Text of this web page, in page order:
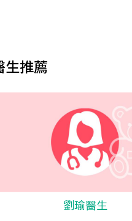
生推薦
劉瑜醫生